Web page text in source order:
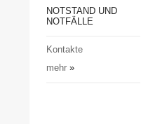
NOTSTAND UND
NOTFÄLLE
Kontakte
mehr»